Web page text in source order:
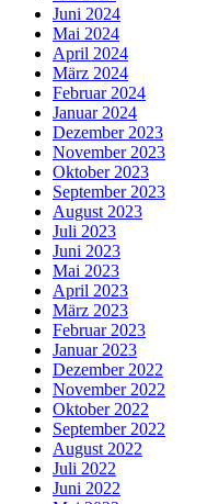
Juni 2024
Mai 2024
April 2024
März 2024
Februar 2024
Januar 2024
Dezember 2023
November 2023
Oktober 2023
September 2023
August 2023
Juli 2023
Juni 2023
Mai 2023
April 2023
März 2023
Februar 2023
Januar 2023
Dezember 2022
November 2022
Oktober 2022
September 2022
August 2022
Juli 2022
Juni 2022